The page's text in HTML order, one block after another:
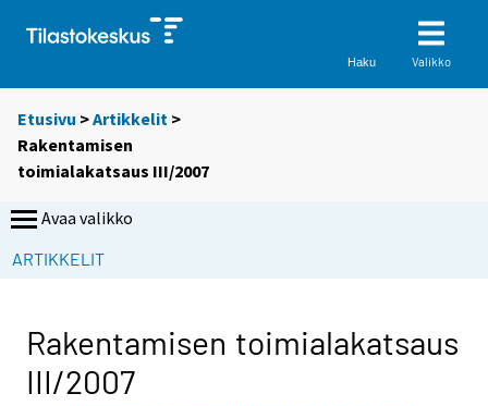
Haku Valikko
Etusivu >Artikkelit >
Rakentamisen
toimialakatsaus III/2007
Avaa valikko
ARTIKKELIT
Rakentamisen toimialakatsaus
III/2007